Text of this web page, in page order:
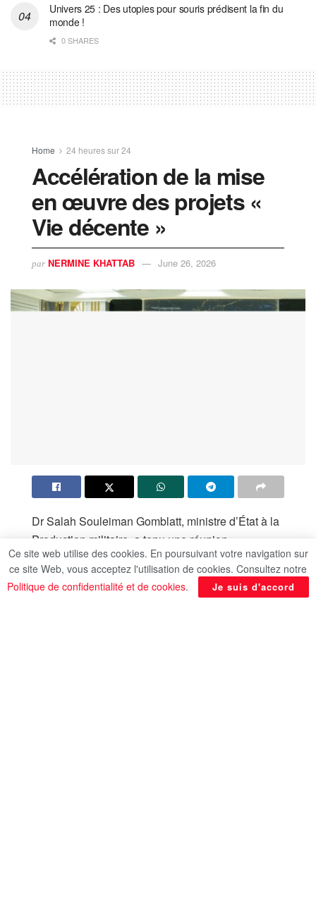
Univers 25 : Des utopies pour souris prédisent la fin du
monde !
0 SHARES
Home 24 heures sur 24
Accélération de la mise
en œuvre des projets «
Vie décente »
par NERMINE KHATTAB June 26, 2026
Dr Salah Souleiman Gomblatt, ministre d’État à la
Production militaire, a tenu une réunion
approfondie au siège du ministère, dans la
Nouvelle Capitale administrative, avec les
présidents des conseils d’administration des
Ce site web utilise des cookies. En poursuivant votre navigation sur
ce site Web, vous acceptez l'utilisation de cookies. Consultez notre
Politique de confidentialité et de cookies. Je suis d'accord